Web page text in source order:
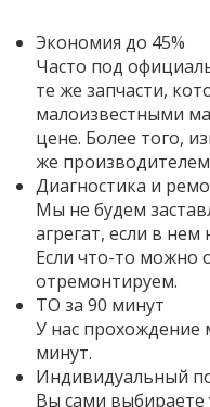
Экономия до 45%
Часто под
те же запчасти,
малоизвестными
цене. Более того,
же
Диагностика и
Мы не будем
агрегат, если в
Если что-то можно
отремонтируем.
ТО за 90 минут
У нас прохождение
минут.
Индивидуальный
Вы сами выбираете